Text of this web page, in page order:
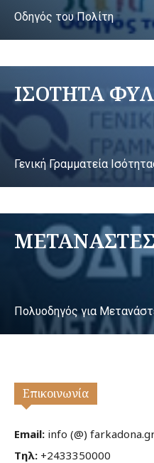
Οδηγός του Πολίτη
ΙΣΟΤΗΤΑ
Γενική Γραμματεία
Πολυοδηγός για
Επικοινωνία
Email: info (@)
Τηλ: +2433350000